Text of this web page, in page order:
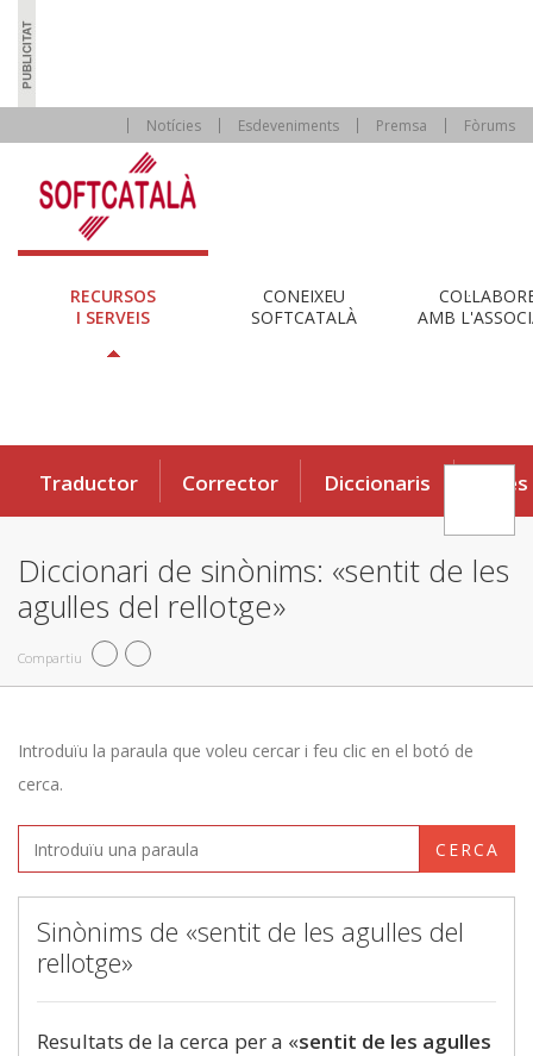
Notícies Esdeveniments Premsa Fòrums
RECURSOS
I SERVEIS
CONEIXEU
SOFTCATALÀ
AMB
Traductor Corrector Diccionaris Eines
Diccionari de sinònims: «sentit de les
agulles del rellotge»
Compartiu
Introduïu la paraula que voleu cercar i feu clic en el botó de
cerca.
CERCA
Sinònims de «sentit de les agulles del
rellotge»
Resultats de la cerca per a «sentit de les agulles